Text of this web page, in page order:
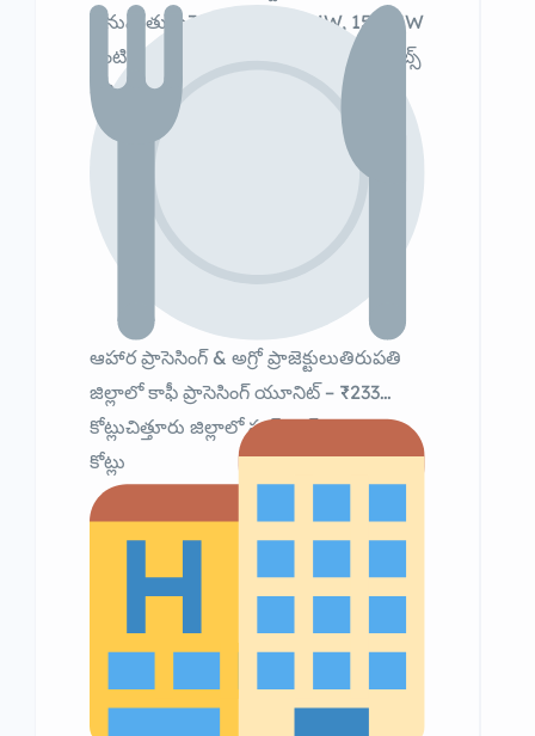
అనుమతులు300 MW, 360 MW, 150 MW
వంటి భారీ పవర్ ప్రాజెక్టులుబయోమాస్ ప్లాంట్స్
– 200 MW సామర్థ్యం
ఆహార ప్రాసెసింగ్ & అగ్రో ప్రాజెక్టులుతిరుపతి
జిల్లాలో కాఫీ ప్రాసెసింగ్ యూనిట్ – ₹233
కోట్లుచిత్తూరు జిల్లాలో ఫుడ్ పార్క్ – ₹989
కోట్లు